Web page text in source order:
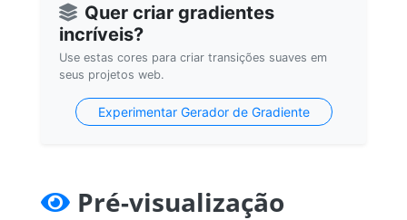
Quer criar gradientes
incríveis?
Use estas cores para criar transições suaves em
seus projetos web.
Experimentar Gerador de Gradiente
Pré-visualização